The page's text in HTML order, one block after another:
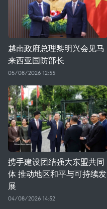
越南政府总理黎明兴会见马
来西亚国防部长
05/08/2026 12:55
携手建设团结强大东盟共同
体 推动地区和平与可持续发
展
04/08/2026 14:52